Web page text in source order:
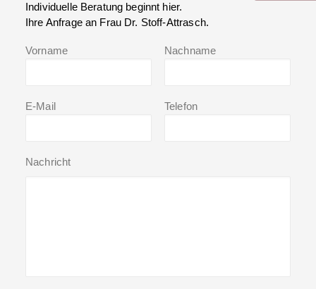
Individuelle Beratung beginnt hier.
Ihre Anfrage an Frau Dr. Stoff-Attrasch.
Vorname Nachname
E-Mail Telefon
Nachricht